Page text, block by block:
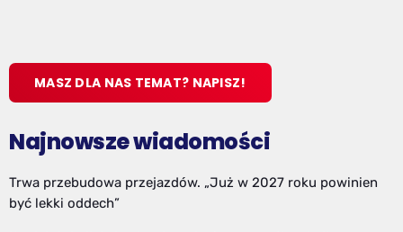
MASZ DLA NAS TEMAT? NAPISZ!
Najnowsze wiadomości
Trwa przebudowa przejazdów. „Już w 2027 roku powinien
być lekki oddech”